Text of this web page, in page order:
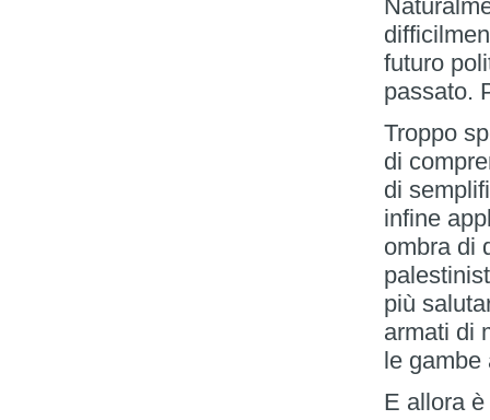
futuro
passato.
Troppo
di
di
infine
ombra di
più
armati di
le
E allora